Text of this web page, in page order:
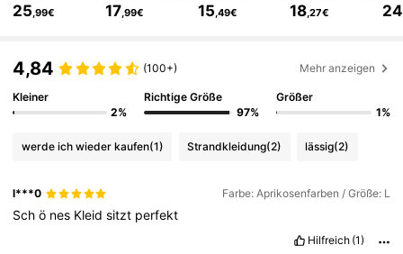
627K Follower
4,79 627K Follower
25,99€ 17,99€ 15,49€ 18,27€ 24
4,84 (100+) Mehr anzeigen
Kleiner
2%
Richtige Größe
97%
Größer
1%
werde ich wieder kaufen(1) Strandkleidung(2) lässig(2)
l***0 Farbe: Aprikosenfarben / Größe: L
Schö nes Kleidsitzt perfekt
Hilfreich (1)